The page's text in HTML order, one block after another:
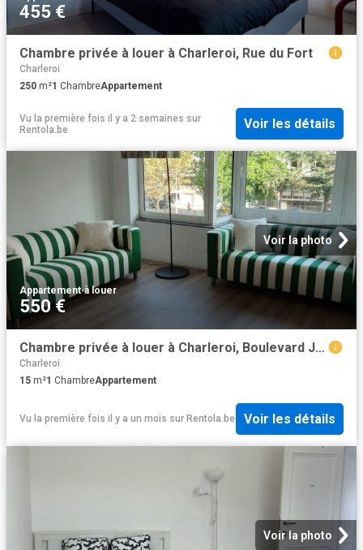
455 €
Chambre privée à louer à Charleroi, Rue du Fort
Charleroi
250 m²1 ChambreAppartement
Vu la première fois il y a 2 semaines sur
Rentola.be
Voir les détails
Voir la photo
Appartement·à louer
550 €
Chambre privée à louer à Charleroi, Boulevard Joseph Tirou
Charleroi
15 m²1 ChambreAppartement
Vu la première fois il y a un mois sur Rentola.be Voir les détails
Voir la photo